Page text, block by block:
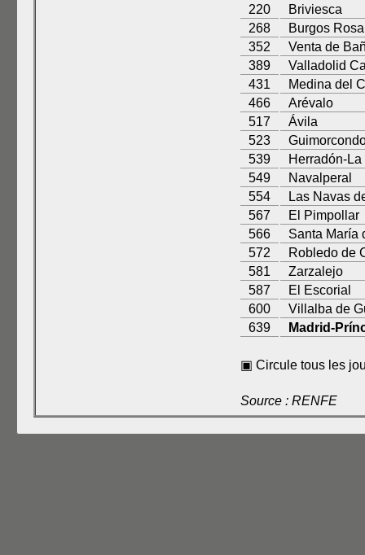
220
Briviesca
268
Burgos
352
Venta de
389
Valladolid
431
Medina del
466
Arévalo
517
Ávila
523
539
Herradón-
549
Navalperal
554
Las Navas
567
El Pimpollar
566
Santa María
572
Robledo de
581
Zarzalejo
587
El Escorial
600
Villalba de
639
Madrid-
▣ Circule tous les
Source : RENFE